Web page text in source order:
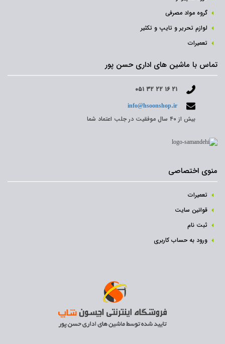
گروه مواد مصرفی
لوازم تحریر و تایپ و تکثیر
تعمیرات
تماس با ماشین های اداری حسن پور
۰۵۱ ۳۲ ۲۲ ۱۶ ۲۱
info@hsoonshop.ir
بیش از ۴۰ سال موفقیت در جلب اعتماد شما
منوی اختصاصی
تعمیرات
قوانین سایت
ثبت نام‌
ورود به حساب کاربری